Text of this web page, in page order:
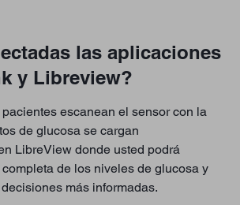
las aplicaciones
y Libreview?
escanean el sensor con la
de glucosa se cargan
LibreView donde usted podrá
de los niveles de glucosa y
más informadas.